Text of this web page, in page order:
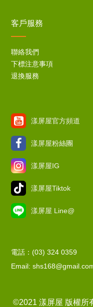
客戶服務
聯絡我們
下標注意事項
退換服務
漾屏屋官方頻道
漾屏屋粉絲團
漾屏屋IG
漾屏屋Tiktok
漾屏屋 Line@
電話：(03) 324 0359
Email:
©2021 漾屏屋 版權